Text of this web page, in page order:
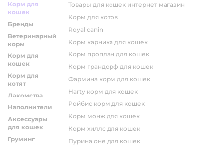
Корм для
кошек
Бренды
Ветеринарный
корм
Корм для
кошек
Корм для
котят
Лакомства
Наполнители
Аксессуары
для кошек
Груминг
товары для кошек интернет магазин
корм для котов
royal canin
корм карника для кошек
корм проплан для кошек
корм грандорф для кошек
фармина корм для кошек
harty корм для кошек
ройбис корм для кошек
корм монж для кошек
корм хиллс для кошек
пурина оне для кошек